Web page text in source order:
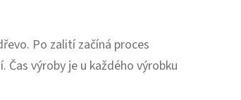
Po zalití začíná proces
výroby je u každého výrobku